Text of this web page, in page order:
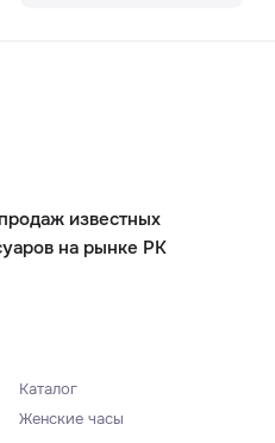
известных
на рынке РК
Каталог
Женские часы